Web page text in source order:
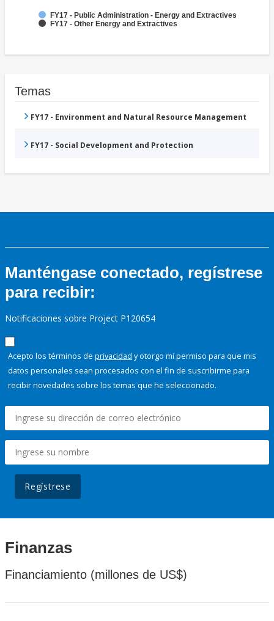
FY17 - Public Administration - Energy and Extractives
FY17 - Other Energy and Extractives
Temas
FY17 - Environment and Natural Resource Management
FY17 - Social Development and Protection
Manténgase conectado, regístrese
para recibir:
Notificaciones sobre Project P120654
Acepto los términos de privacidad y otorgo mi permiso para que mis
datos personales sean procesados con el fin de suscribirme para
recibir novedades sobre los temas que he seleccionado.
Regístrese
Finanzas
Financiamiento (millones de US$)